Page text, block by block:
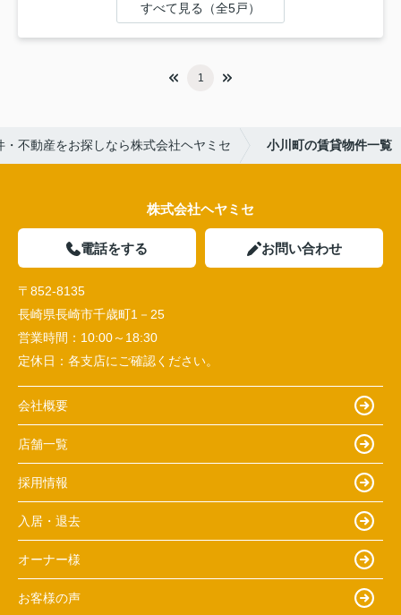
すべて見る（全5戸）
1
・不動産をお探しなら株式会社ヘヤミセ 小川町の賃貸物件一覧
株式会社ヘヤミセ
電話をする お問い合わせ
〒852-8135
長崎県長崎市千歳町1－25
営業時間： 10:00～18:30
定休日： 各支店にご確認ください。
会社概要
店舗一覧
採用情報
入居・退去
オーナー様
お客様の声